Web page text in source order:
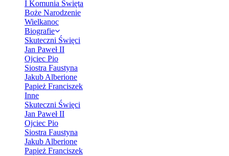
I Komunia Święta
Boże Narodzenie
Wielkanoc
Biografie
Skuteczni Święci
Jan Paweł II
Ojciec Pio
Siostra Faustyna
Jakub Alberione
Papież Franciszek
Inne
Skuteczni Święci
Jan Paweł II
Ojciec Pio
Siostra Faustyna
Jakub Alberione
Papież Franciszek